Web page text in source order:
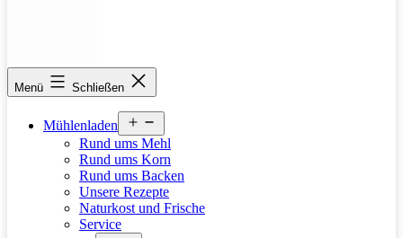
stettfelder-
muehle.de
Menü Schließen
Mühlenladen
öffnen
Rund ums Mehl
Rund ums Korn
Rund ums Backen
Unsere Rezepte
Naturkost und Frische
Service